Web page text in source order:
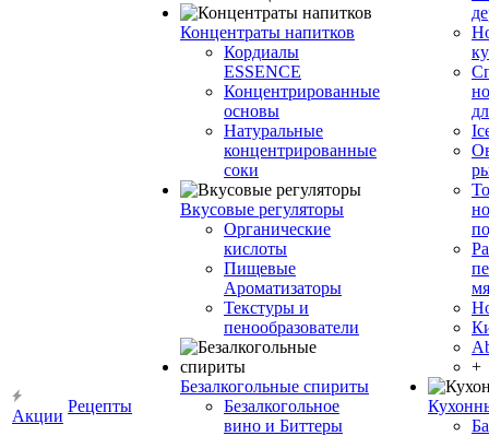
Акции
Рецепты
Концентраты напитков
Кордиалы
ESSENCE
Концентрированные
основы
Натуральные
концентрированные
соки
Вкусовые регуляторы
Органические
кислоты
Пищевые
Ароматизаторы
Текстуры и
пенообразователи
Безалкогольные спириты
Безалкогольное
вино и Биттеры
+